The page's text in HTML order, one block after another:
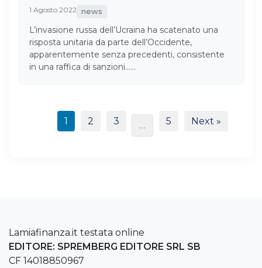
1 Agosto 2022 news
L’invasione russa dell’Ucraina ha scatenato una
risposta unitaria da parte dell’Occidente,
apparentemente senza precedenti, consistente
in una raffica di sanzioni……
1 2 3 … 5 Next »
Lamiafinanza.it testata online
EDITORE: SPREMBERG EDITORE SRL SB
CF 14018850967